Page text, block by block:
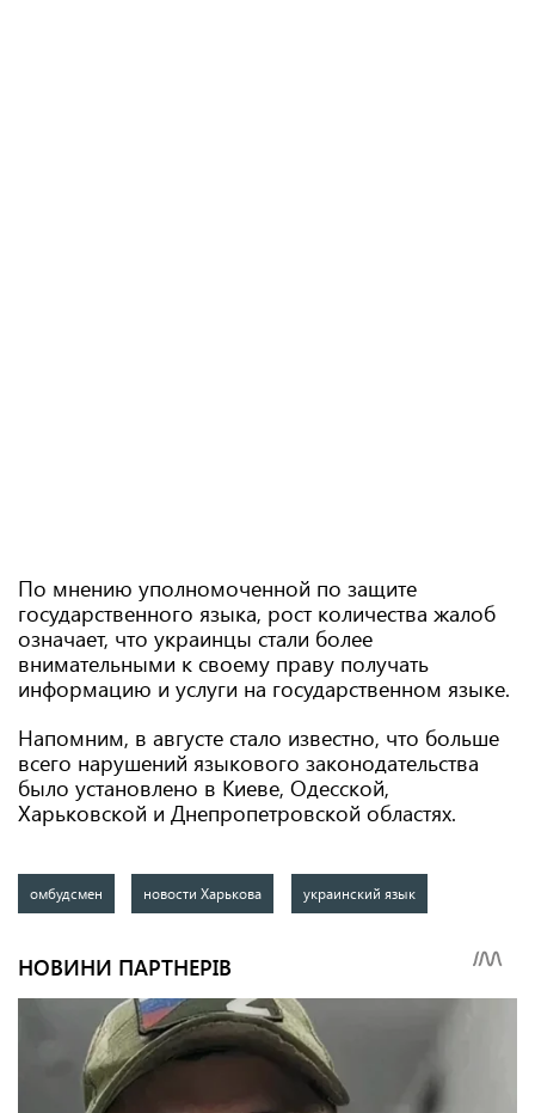
По мнению уполномоченной по защите
государственного языка, рост количества жалоб
означает, что украинцы стали более
внимательными к своему праву получать
информацию и услуги на государственном языке.
Напомним, в августе стало известно, что больше
всего нарушений языкового законодательства
было установлено в Киеве, Одесской,
Харьковской и Днепропетровской областях.
омбудсмен новости Харькова украинский язык